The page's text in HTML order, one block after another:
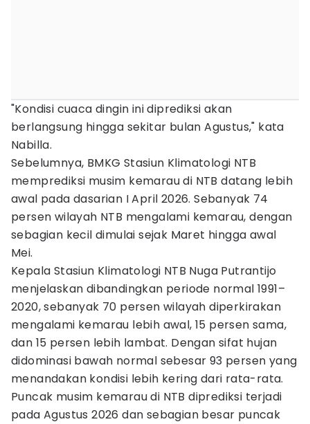
"Kondisi cuaca dingin ini diprediksi akan
berlangsung hingga sekitar bulan Agustus," kata
Nabilla.
Sebelumnya, BMKG Stasiun Klimatologi NTB
memprediksi musim kemarau di NTB datang lebih
awal pada dasarian I April 2026. Sebanyak 74
persen wilayah NTB mengalami kemarau, dengan
sebagian kecil dimulai sejak Maret hingga awal
Mei.
Kepala Stasiun Klimatologi NTB Nuga Putrantijo
menjelaskan dibandingkan periode normal 1991–
2020, sebanyak 70 persen wilayah diperkirakan
mengalami kemarau lebih awal, 15 persen sama,
dan 15 persen lebih lambat. Dengan sifat hujan
didominasi bawah normal sebesar 93 persen yang
menandakan kondisi lebih kering dari rata-rata.
Puncak musim kemarau di NTB diprediksi terjadi
pada Agustus 2026 dan sebagian besar puncak